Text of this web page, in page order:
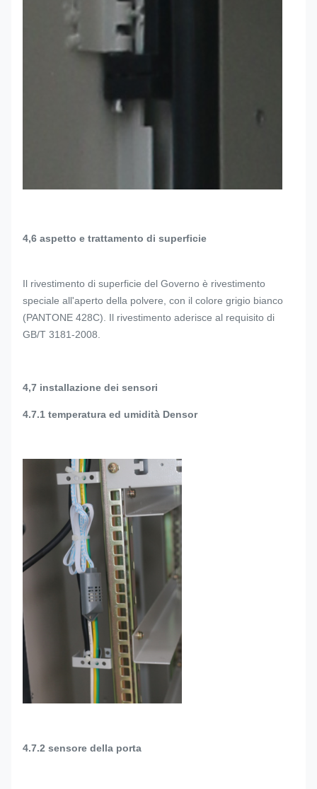
4,6 aspetto e trattamento di superficie
Il rivestimento di superficie del Governo è rivestimento
speciale all'aperto della polvere, con il colore grigio bianco
(PANTONE 428C). Il rivestimento aderisce al requisito di
GB/T 3181-2008.
4,7 installazione dei sensori
4.7.1 temperatura ed umidità Densor
4.7.2 sensore della porta